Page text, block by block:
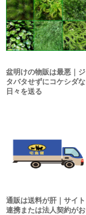
盆明けの物販は最悪｜ジ
タバタせずにコケシダな
日々を送る
通販は送料が肝｜サイト
連携または法人契約がお